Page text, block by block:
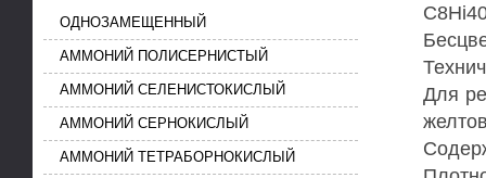
Для
ОДНОЗАМЕЩЕННЫЙ
АММОНИЙ ПОЛИСЕРНИСТЫЙ
АММОНИЙ СЕЛЕНИСТОКИСЛЫЙ
АММОНИЙ СЕРНОКИСЛЫЙ
АММОНИЙ ТЕТРАБОРНОКИСЛЫЙ